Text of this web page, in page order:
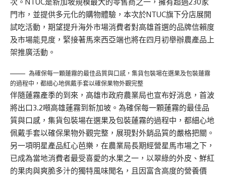
門市，並提供多元化的購物體驗，本次於NTUC旗下分店展開
試吃活動，期望提升海外市場消費者對高雄首選的品牌信賴度
及市場能見度，緊接著馬來西亞端也將在四月初舉辦農產品上
架推廣活動。
為確保每一顆蓮霧的最佳品質與口感，集貨包裝場在選果及包裝蓮霧
的過程中，都細心地佩戴手套以確保果物外觀完整
伴隨蓮霧產季的到來，高雄市政府農業局也宣布好消息，首波
將出口3.2噸高雄蓮霧到新加坡。為確保每一顆蓮霧的最佳品
質與口感，集貨包裝場在選果及包裝蓮霧的過程中，都細心地
佩戴手套以確保果物外觀完整，展現對外銷品質的嚴格把關。
另一項明星產品紅心芭樂，在農業局長期經營星馬市場之下，
已成為當地消費者最受喜愛的水果之一，以翠綠的外皮、鮮紅
的果肉與爽脆多汁的獨特風味聞名，且因富含高度的營養價